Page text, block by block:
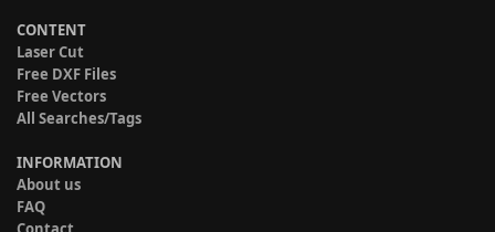
CONTENT
Laser Cut
Free DXF Files
Free Vectors
All Searches/Tags
INFORMATION
About us
FAQ